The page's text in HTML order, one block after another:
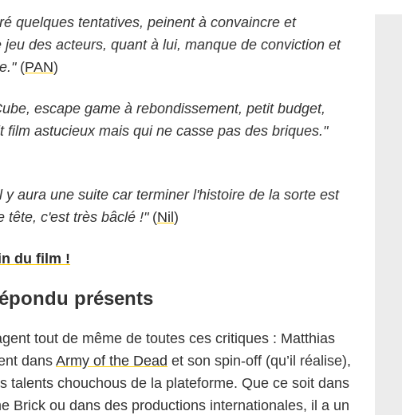
quelques tentatives, peinent à convaincre et
des acteurs, quant à lui, manque de conviction et
(PAN)
escape game à rebondissement, petit budget,
film astucieux mais qui ne casse pas des briques."
y aura une suite car terminer l'histoire de la sorte est
tête, c'est très bâclé !" (Nil )
du film !
présents
tout de même de toutes ces critiques : Matthias
dans Army of the Dead et son spin-off (qu’il réalise),
talents chouchous de la plateforme. Que ce soit dans
Brick ou dans des productions internationales, il a un